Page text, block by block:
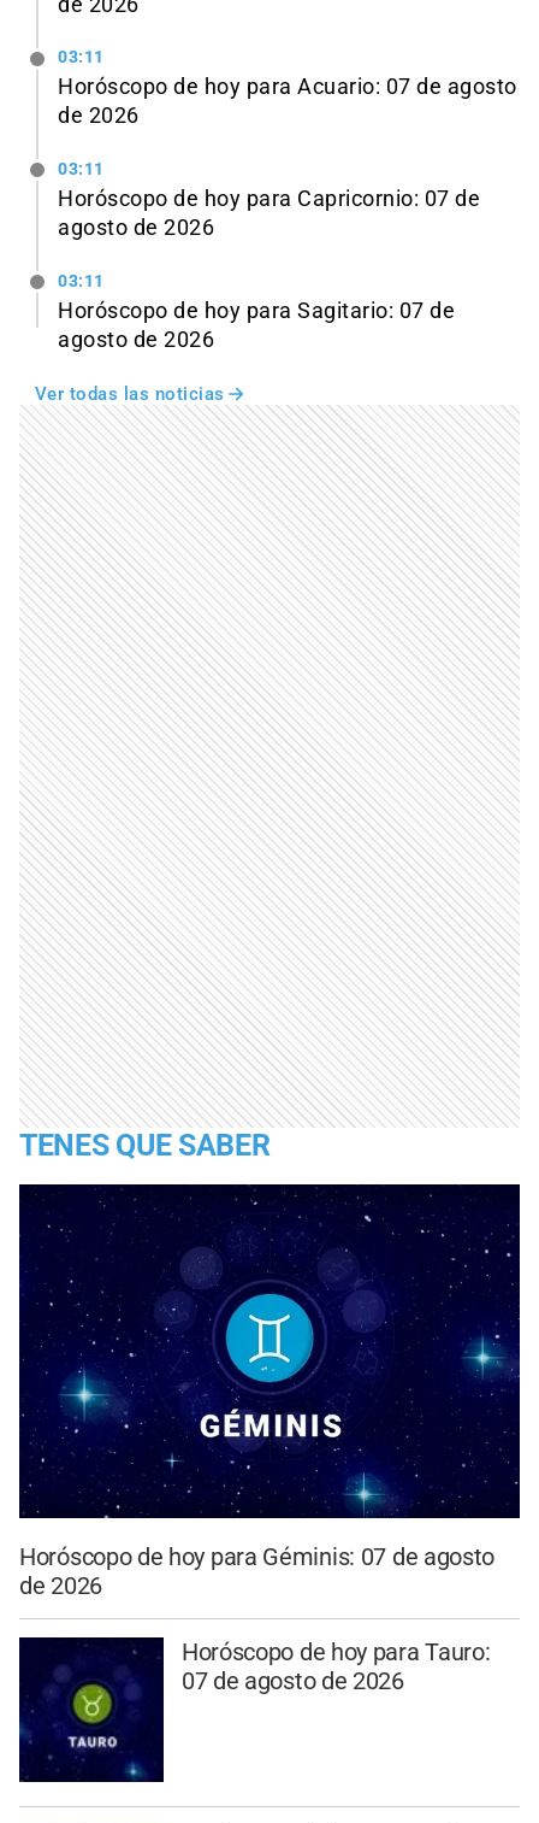
03:11
Horóscopo de hoy para Acuario: 07 de agosto
de 2026
03:11
Horóscopo de hoy para Capricornio: 07 de
agosto de 2026
03:11
Horóscopo de hoy para Sagitario: 07 de
agosto de 2026
Ver todas las noticias
TENES QUE SABER
Horóscopo de hoy para Géminis: 07 de agosto
de 2026
Horóscopo de hoy para Tauro:
07 de agosto de 2026